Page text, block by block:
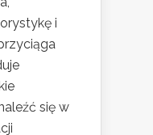
i
się w